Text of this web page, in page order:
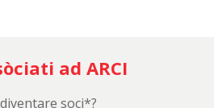
ad ARCI
soci*?